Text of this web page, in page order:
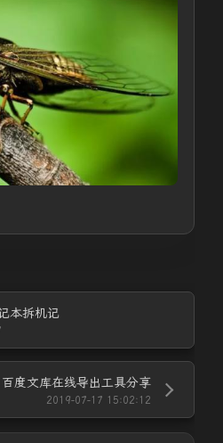
本拆机记
百度文库在线导出工具分享
2019-07-17 15:02:12